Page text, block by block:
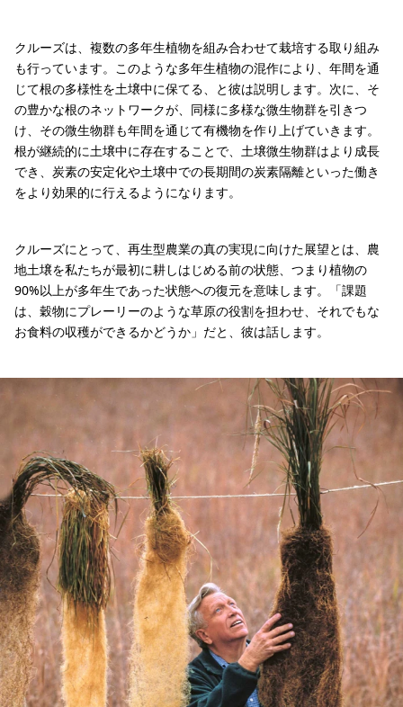
クルーズは、複数の多年生植物を組み合わせて栽培する取り組み
も行っています。このような多年生植物の混作により、年間を通
じて根の多様性を土壌中に保てる、と彼は説明します。次に、そ
の豊かな根のネットワークが、同様に多様な微生物群を引きつ
け、その微生物群も年間を通じて有機物を作り上げていきます。
根が継続的に土壌中に存在することで、土壌微生物群はより成長
でき、炭素の安定化や土壌中での長期間の炭素隔離といった働き
をより効果的に行えるようになります。
クルーズにとって、再生型農業の真の実現に向けた展望とは、農
地土壌を私たちが最初に耕しはじめる前の状態、つまり植物の
90%以上が多年生であった状態への復元を意味します。「課題
は、穀物にプレーリーのような草原の役割を担わせ、それでもな
お食料の収穫ができるかどうか」だと、彼は話します。